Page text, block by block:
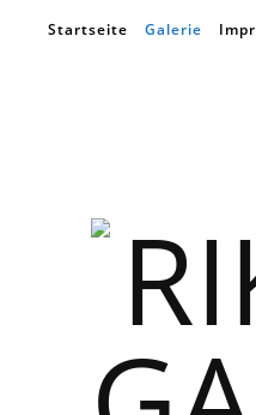
Startseite Galerie